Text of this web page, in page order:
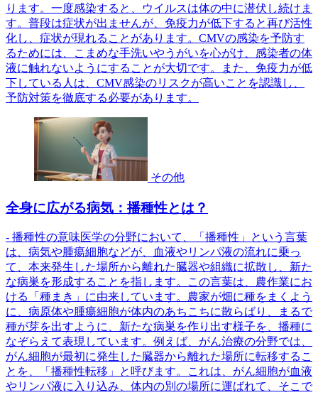
ります。一度感染すると、ウイルスは体の中に潜伏し続けま
す。普段は症状が出ませんが、免疫力が低下すると再び活性
化し、症状が現れることがあります。CMVの感染を予防す
るためには、こまめな手洗いやうがいを心がけ、感染者の体
液に触れないようにすることが大切です。また、免疫力が低
下している人は、CMV感染のリスクが高いことを認識し、
予防対策を徹底する必要があります。
その他
全身に広がる病気：播種性とは？
- 播種性の意味医学の分野において、「播種性」という言葉
は、病気や腫瘍細胞などが、血液やリンパ液の流れに乗っ
て、本来発生した場所から離れた臓器や組織に拡散し、新た
な病巣を形成することを指します。この言葉は、農作業にお
ける「種まき」に由来しています。農家が畑に種をまくよう
に、病原体や腫瘍細胞が体内のあちこちに散らばり、まるで
種が芽を出すように、新たな病巣を作り出す様子を、播種に
なぞらえて表現しています。例えば、がん治療の分野では、
がん細胞が最初に発生した臓器から離れた場所に転移するこ
とを、「播種性転移」と呼びます。これは、がん細胞が血液
やリンパ液に入り込み、体内の別の場所に運ばれて、そこで